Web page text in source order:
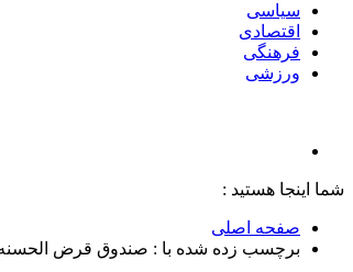
سیاسی
اقتصادی
فرهنگی
ورزشی
شما اینجا هستید :
صفحه اصلی
برچسب زده شده با : صندوق قرض الحسنه